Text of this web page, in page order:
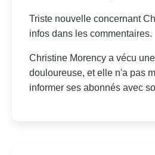
Triste nouvelle concernant
infos dans les commentaires.
Christine Morency a vécu
douloureuse, et elle n'a pas
informer ses abonnés avec